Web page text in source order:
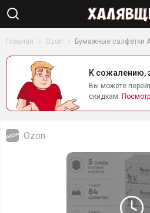
Главная Ozon Бумажные салфетки
К сожалению,
Вы можете
скидкам.
Ozon